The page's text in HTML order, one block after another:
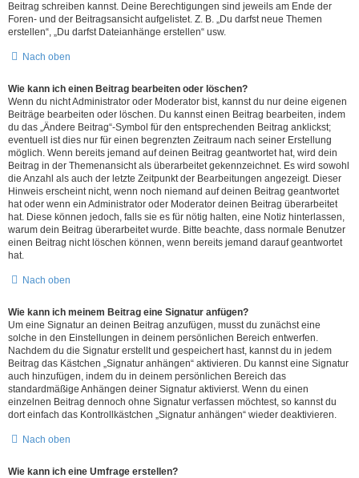
Beitrag schreiben kannst. Deine Berechtigungen sind jeweils am Ende der
Foren- und der Beitragsansicht aufgelistet. Z. B. „Du darfst neue Themen
erstellen“, „Du darfst Dateianhänge erstellen“ usw.
Nach oben
Wie kann ich einen Beitrag bearbeiten oder löschen?
Wenn du nicht Administrator oder Moderator bist, kannst du nur deine eigenen
Beiträge bearbeiten oder löschen. Du kannst einen Beitrag bearbeiten, indem
du das „Ändere Beitrag“-Symbol für den entsprechenden Beitrag anklickst;
eventuell ist dies nur für einen begrenzten Zeitraum nach seiner Erstellung
möglich. Wenn bereits jemand auf deinen Beitrag geantwortet hat, wird dein
Beitrag in der Themenansicht als überarbeitet gekennzeichnet. Es wird sowohl
die Anzahl als auch der letzte Zeitpunkt der Bearbeitungen angezeigt. Dieser
Hinweis erscheint nicht, wenn noch niemand auf deinen Beitrag geantwortet
hat oder wenn ein Administrator oder Moderator deinen Beitrag überarbeitet
hat. Diese können jedoch, falls sie es für nötig halten, eine Notiz hinterlassen,
warum dein Beitrag überarbeitet wurde. Bitte beachte, dass normale Benutzer
einen Beitrag nicht löschen können, wenn bereits jemand darauf geantwortet
hat.
Nach oben
Wie kann ich meinem Beitrag eine Signatur anfügen?
Um eine Signatur an deinen Beitrag anzufügen, musst du zunächst eine
solche in den Einstellungen in deinem persönlichen Bereich entwerfen.
Nachdem du die Signatur erstellt und gespeichert hast, kannst du in jedem
Beitrag das Kästchen „Signatur anhängen“ aktivieren. Du kannst eine Signatur
auch hinzufügen, indem du in deinem persönlichen Bereich das
standardmäßige Anhängen deiner Signatur aktivierst. Wenn du einen
einzelnen Beitrag dennoch ohne Signatur verfassen möchtest, so kannst du
dort einfach das Kontrollkästchen „Signatur anhängen“ wieder deaktivieren.
Nach oben
Wie kann ich eine Umfrage erstellen?